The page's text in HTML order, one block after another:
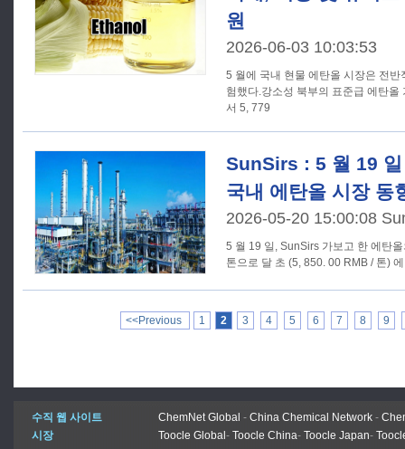
원
2026-06-03 10:03:53
5 월에 국내 현물 에탄올 시장은 전
험했다.강소성 북부의 표준급 에탄
서 5, 779
SunSirs : 5 월 19
국내 에탄올 시장 동
2026-05-20 15:00:08
5 월 19 일, SunSirs 가보고 한 에탄
톤으로 달 초 (5, 850. 00 RMB / 톤) 에
<<Previous 1 2 3 4 5 6 7 8 9
수직 웹 사이트 ChemNet Global - China Chemical Network -
시장
Toocle Global - Toocle China- Toocle Japan-